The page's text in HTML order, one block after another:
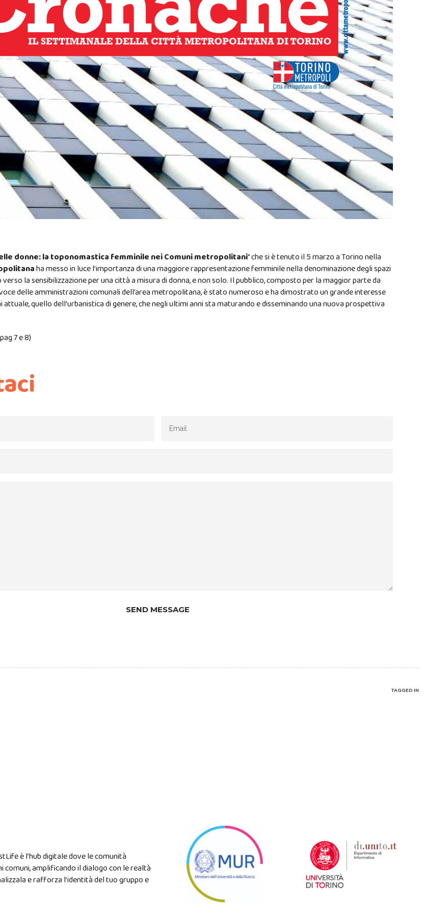
donne: la toponomastica femminile nei Comuni metropolitani” che si è tenuto il 5 marzo a Torino nella
ha messo in luce l’importanza di una maggiore rappresentazione femminile nella denominazione degli spazi
verso la sensibilizzazione per una città a misura di donna, e non solo. Il pubblico, composto per la maggior parte da
delle amministrazioni comunali dell’area metropolitana, è stato numeroso e ha dimostrato un grande interesse
quello dell’urbanistica di genere, che negli ultimi anni sta maturando e disseminando una nuova prospettiva
7 e 8)
TAGGED IN
è l’hub digitale dove le comunità
comuni, amplificando il dialogo con le realtà
e rafforza l’identità del tuo gruppo e